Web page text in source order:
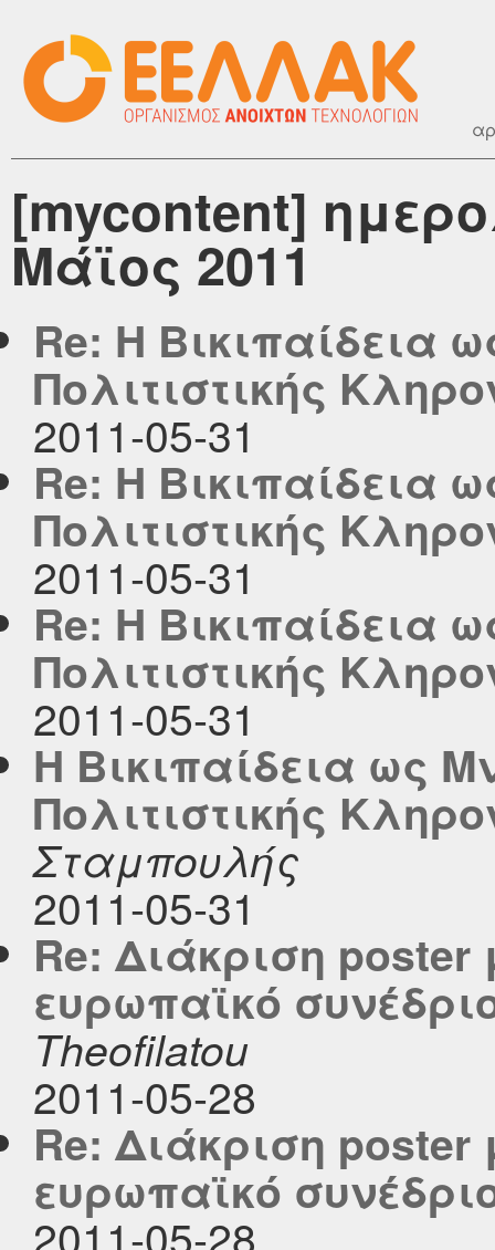
[mycontent]
Μάϊος 2011
Re: Η Βικιπαίδεια
Πολιτιστικής
2011-05-31
Re: Η Βικιπαίδεια
Πολιτιστικής
2011-05-31
Re: Η Βικιπαίδεια
Πολιτιστικής
2011-05-31
Η Βικιπαίδεια ως
Πολιτιστικής
Σταμπουλής
2011-05-31
Re: Διάκριση
ευρωπαϊκό
Theofilatou
2011-05-28
Re: Διάκριση
ευρωπαϊκό
2011-05-28